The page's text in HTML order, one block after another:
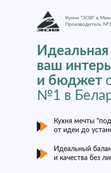
Кухни "ЗОВ" в
Производитель
Кухня мечты
от идеи до
Идеальный
и качества без
ваш
и бюджет
№1 в